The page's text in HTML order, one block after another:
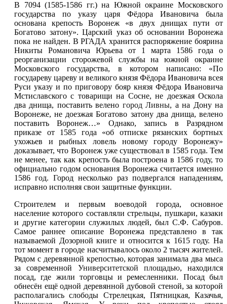
В 7094 (1585-1586 гг.) на Южной окраине Московского
государства по указу царя Фёдора Ивановича была
основана крепость Воронеж «в двух днищах пути от
Богатово затону». Царский указ об основании Воронежа
пока не найден. В РГАДА хранится распоряжение боярина
Никиты Романовича Юрьева от 1 марта 1586 года о
реорганизации сторожевой службы на южной окраине
Московского государства, в котором написано: «По
государеву цареву и великого князя Фёдора Ивановича всея
Руси указу и по приговору бояр князя Фёдора Ивановича
Мстиславского с товарищи на Сосне, не доезжая Оскола
два днища, поставить велено город Ливны, а на Дону на
Воронеже, не доезжая Богатово затону два днища, велено
поставить Воронеж…» Однако, запись в Разрядном
приказе от 1585 года «об отписке рязанских бортных
ухожьев и рыбных ловель новому городу Воронежу»
доказывает, что Воронеж уже существовал в 1585 года. Тем
не менее, так как крепость была построена в 1586 году, то
официально годом основания Воронежа считается именно
1586 год. Город несколько раз подвергался нападениям,
исправно исполняя свои защитные функции.
Строителем и первым воеводой города, основное
население которого составляли стрельцы, пушкари, казаки
и другие категории служилых людей, был С.Ф. Сабуров.
Самое раннее описание Воронежа представлено в так
называемой Дозорной книге и относится к 1615 году. На
тот момент в городе насчитывалось около 2 тысяч жителей.
Рядом с деревянной крепостью, которая занимала два мыса
за современной Университетской площадью, находился
посад, где жили торговцы и ремесленники. Посад был
обнесён ещё одной деревянной дубовой стеной, за которой
располагались слободы Стрелецкая, Пятницкая, Казачья,